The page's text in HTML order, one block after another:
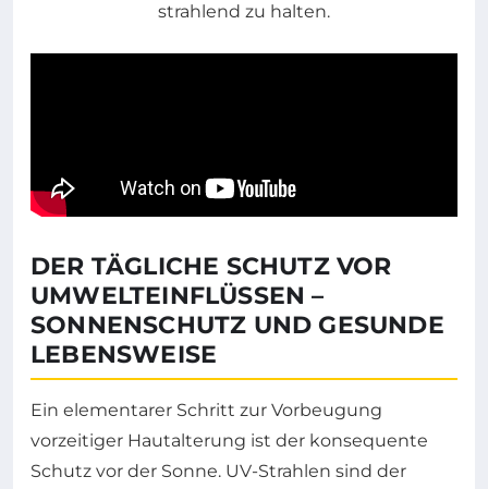
DER TÄGLICHE SCHUTZ VOR
UMWELTEINFLÜSSEN –
SONNENSCHUTZ UND GESUNDE
LEBENSWEISE
Ein elementarer Schritt zur Vorbeugung
vorzeitiger Hautalterung ist der konsequente
Schutz vor der Sonne. UV-Strahlen sind der